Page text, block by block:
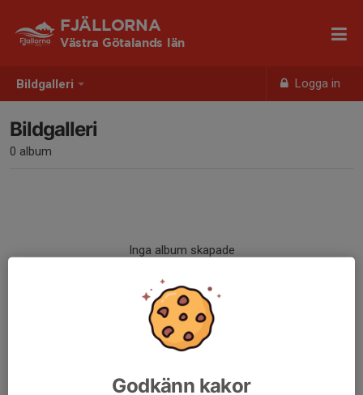
Bildgalleri Logga in
FJÄLLORNA
Västra Götalands län
Bildgalleri
0 album
Inga album skapade
Godkänn kakor